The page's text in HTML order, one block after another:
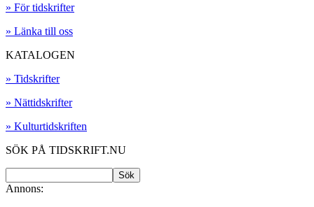
» För tidskrifter
» Länka till oss
KATALOGEN
» Tidskrifter
» Nättidskrifter
» Kulturtidskriften
SÖK PÅ TIDSKRIFT.NU
Annons: